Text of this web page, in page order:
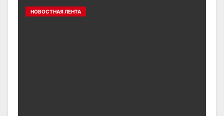
НОВОСТНАЯ ЛЕНТА